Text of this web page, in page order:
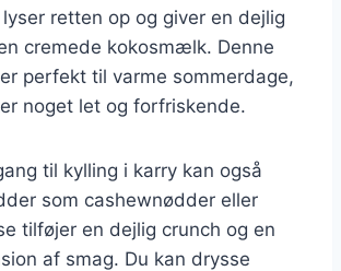
retten op og giver en dejlig
cremede kokosmælk. Denne
perfekt til varme sommerdage,
noget let og forfriskende.
til kylling i karry kan også
som cashewnødder eller
tilføjer en dejlig crunch og en
af smag. Du kan drysse